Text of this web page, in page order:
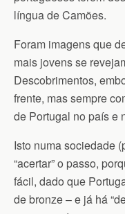
língua de Camões.
Foram imagens que
mais jovens se
Descobrimentos,
frente, mas sempre
de Portugal no país e
Isto numa sociedade
“acertar” o passo,
fácil, dado que
de bronze – e já há